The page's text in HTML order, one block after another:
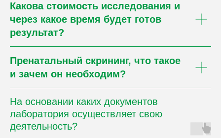
Какова стоимость исследования и
через какое время будет готов
результат?
Пренатальный скрининг, что такое
и зачем он необходим?
На основании каких документов
лаборатория осуществляет свою
деятельность?